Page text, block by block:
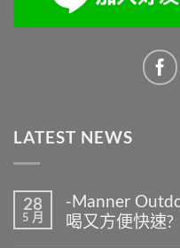
LATEST NEWS
28
5 月
-Manner
喝又方便快速?